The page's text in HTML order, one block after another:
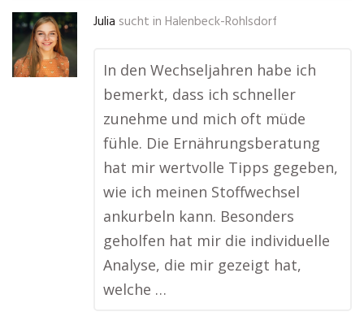
Julia sucht in Halenbeck-Rohlsdorf
In den Wechseljahren habe ich
bemerkt, dass ich schneller
zunehme und mich oft müde
fühle. Die Ernährungsberatung
hat mir wertvolle Tipps gegeben,
wie ich meinen Stoffwechsel
ankurbeln kann. Besonders
geholfen hat mir die individuelle
Analyse, die mir gezeigt hat,
welche …